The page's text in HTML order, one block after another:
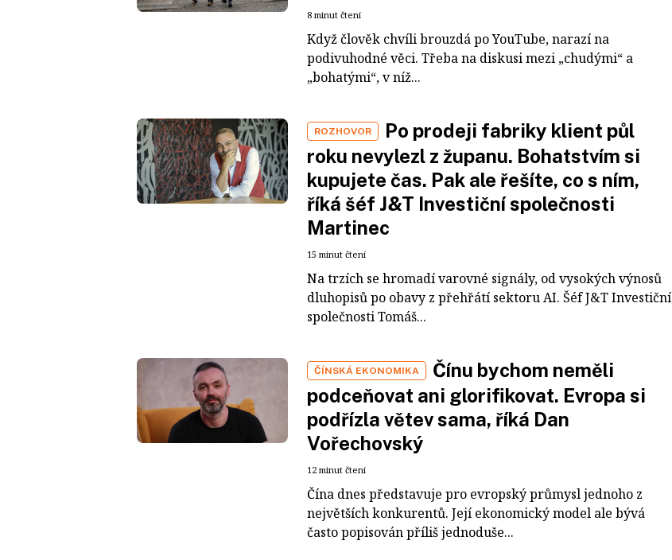
8 minut čtení
Když člověk chvíli brouzdá po YouTube, narazí na
podivuhodné věci. Třeba na diskusi mezi „chudými“ a
„bohatými“, v níž...
ROZHOVOR
Po prodeji fabriky klient půl
roku nevylezl z županu. Bohatstvím si
kupujete čas. Pak ale řešíte, co s ním,
říká šéf J&T Investiční společnosti
Martinec
15 minut čtení
Na trzích se hromadí varovné signály, od vysokých výnosů
dluhopisů po obavy z přehřátí sektoru AI. Šéf J&T Investiční
společnosti Tomáš...
ČÍNSKÁ EKONOMIKA
Čínu bychom neměli
podceňovat ani glorifikovat. Evropa si
podřízla větev sama, říká Dan
Vořechovský
12 minut čtení
Čína dnes představuje pro evropský průmysl jednoho z
největších konkurentů. Její ekonomický model ale bývá
často popisován příliš jednoduše...